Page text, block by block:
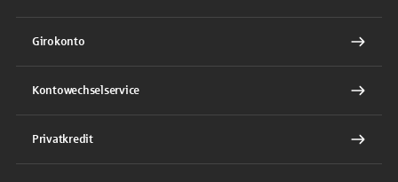
Girokonto
Kontowechselservice
Privatkredit